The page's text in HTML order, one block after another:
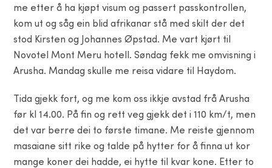
me etter å ha kjøpt visum og passert passkontrollen,
kom ut og såg ein blid afrikanar stå med skilt der det
stod Kirsten og Johannes Øpstad. Me vart kjørt til
Novotel Mont Meru hotell. Søndag fekk me omvisning i
Arusha. Mandag skulle me reisa vidare til Haydom.
Tida gjekk fort, og me kom oss ikkje avstad frå Arusha
før kl 14.00. På fin og rett veg gjekk det i 110 km/t, men
det var berre dei to første timane. Me reiste gjennom
masaiane sitt rike og talde på hytter for å finna ut kor
mange koner dei hadde, ei hytte til kvar kone. Etter to